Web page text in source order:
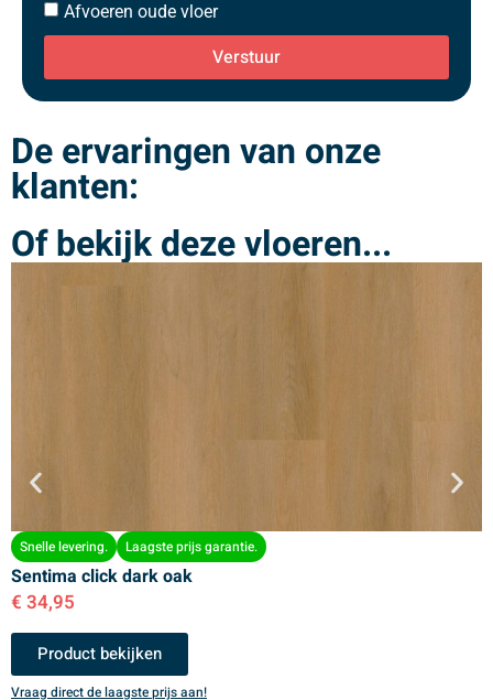
Afvoeren oude vloer
Verstuur
De ervaringen van onze
klanten:
Of bekijk deze vloeren...
Snelle levering. Laagste prijs garantie.
Sentima click dark oak
€ 34,95
Product bekijken
Vraag direct de laagste prijs aan!